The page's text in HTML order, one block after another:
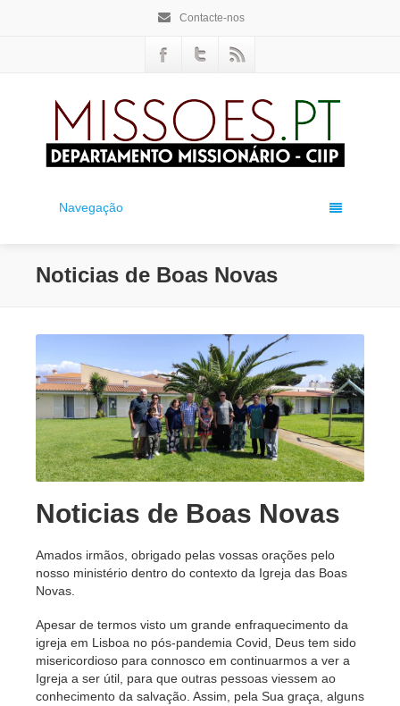
Contacte-nos
Navegação
Noticias de Boas Novas
Noticias de Boas Novas
Amados irmãos, obrigado pelas vossas orações pelo
nosso ministério dentro do contexto da Igreja das Boas
Novas.
Apesar de termos visto um grande enfraquecimento da
igreja em Lisboa no pós-pandemia Covid, Deus tem sido
misericordioso para connosco em continuarmos a ver a
Igreja a ser útil, para que outras pessoas viessem ao
conhecimento da salvação. Assim, pela Sua graça, alguns